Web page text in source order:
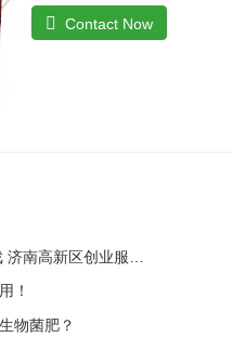
活性因子的产生和调节内源素
善土壤酸化、板结。◆调控生
动分解土壤中的有效成分, 起
的作用, 减少化肥使用量; 同时
原因造成的减产问题。2、解
Contact Now
！
物菌肥？